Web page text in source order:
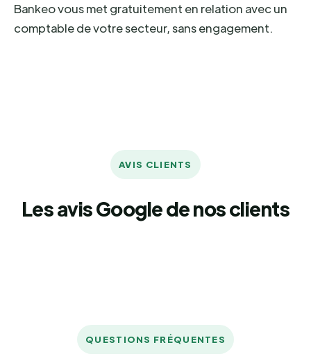
Bankeo vous met gratuitement en relation avec un
comptable de votre secteur, sans engagement.
AVIS CLIENTS
Les avis Google de nos clients
QUESTIONS FRÉQUENTES